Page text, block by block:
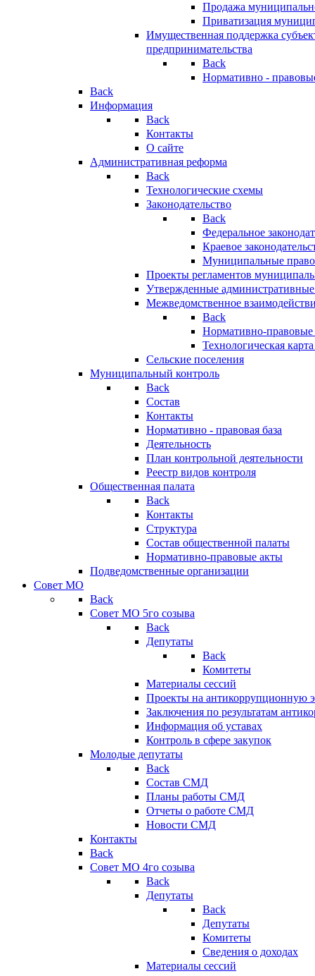
Продажа
Приватизация
Имущественная поддержка
предпринимательства
Back
Нормативно -
Back
Информация
Back
Контакты
О сайте
Административная реформа
Back
Технологические схемы
Законодательство
Back
Федеральное
Краевое
Муниципальные
Проекты регламентов
Утвержденные
Межведомственное
Back
Нормативно-правовые
Технологическая
Сельские поселения
Муниципальный контроль
Back
Состав
Контакты
Нормативно - правовая база
Деятельность
План контрольной деятельности
Реестр видов контроля
Общественная палата
Back
Контакты
Структура
Состав общественной палаты
Нормативно-правовые акты
Подведомственные организации
Совет МО
Back
Совет МО 5го созыва
Back
Депутаты
Back
Комитеты
Материалы сессий
Проекты на антикоррупционную
Заключения по результатам
Информация об уставах
Контроль в сфере закупок
Молодые депутаты
Back
Состав СМД
Планы работы СМД
Отчеты о работе СМД
Новости СМД
Контакты
Back
Совет МО 4го созыва
Back
Депутаты
Back
Депутаты
Комитеты
Сведения о доходах
Материалы сессий